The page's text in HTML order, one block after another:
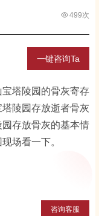
499次
一键咨询Ta
塔陵园的骨灰寄存
陵园存放逝者骨灰
存放骨灰的基本情
场看一下。
咨询客服